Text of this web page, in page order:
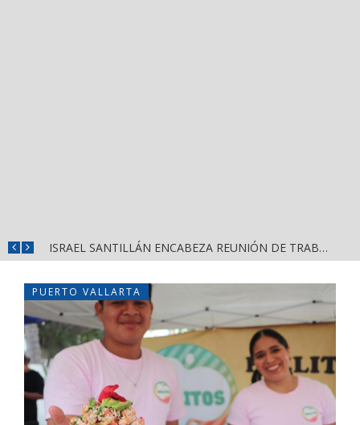
ISRAEL SANTILLÁN ENCABEZA REUNIÓN DE TRABAJO CON EL CABILDO DE BAHÍA DE BANDERAS
PUERTO VALLARTA